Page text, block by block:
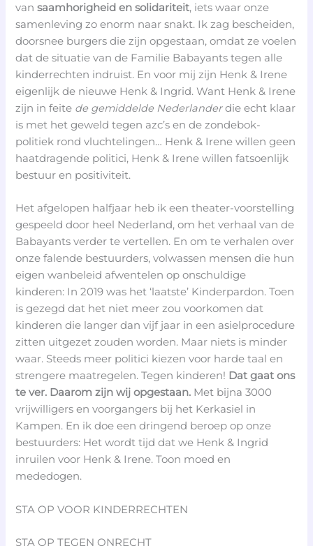
vansaamhorigheid en solidariteit, iets waar onze
samenleving zo enorm naar snakt. Ik zag bescheiden,
doorsnee burgers die zijn opgestaan, omdat ze voelen
dat de situatie van de Familie Babayants tegen alle
kinderrechten indruist. En voor mij zijn Henk & Irene
eigenlijk de nieuwe Henk & Ingrid. Want Henk & Irene
zijn in feite de gemiddelde Nederlanderdie echt klaar
is met het geweld tegen azc’s en de zondebok-
politiek rond vluchtelingen… Henk & Irene willen geen
haatdragende politici, Henk & Irene willen fatsoenlijk
bestuur en positiviteit.
Het afgelopen halfjaar heb ik een theater-voorstelling
gespeeld door heel Nederland, om het verhaal van de
Babayants verder te vertellen. En om te verhalen over
onze falende bestuurders, volwassen mensen die hun
eigen wanbeleid afwentelen op onschuldige
kinderen: In 2019 was het ‘laatste’ Kinderpardon. Toen
is gezegd dat het niet meer zou voorkomen dat
kinderen die langer dan vijf jaar in een asielprocedure
zitten uitgezet zouden worden. Maar niets is minder
waar. Steeds meer politici kiezen voor harde taal en
strengere maatregelen. Tegen kinderen! Dat gaat ons
te ver. Daarom zijn wij opgestaan. Met bijna 3000
vrijwilligers en voorgangers bij het Kerkasiel in
Kampen. En ik doe een dringend beroep op onze
bestuurders: Het wordt tijd dat we Henk & Ingrid
inruilen voor Henk & Irene. Toon moed en
mededogen.
STA OP VOOR KINDERRECHTEN
STA OP TEGEN ONRECHT